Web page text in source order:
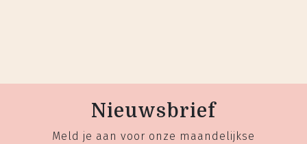
Nieuwsbrief
Meld je aan voor onze maandelijkse